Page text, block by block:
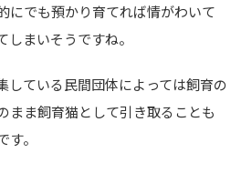
にでも預かり育てれば情がわいて
しまいそうですね。
している民間団体によっては飼育の
まま飼育猫として引き取ることも
。